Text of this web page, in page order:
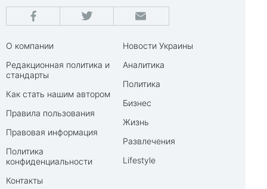
О компании
Редакционная политика и
стандарты
Как стать нашим автором
Правила пользования
Правовая информация
Политика
конфиденциальности
Контакты
Новости Украины
Аналитика
Политика
Бизнес
Жизнь
Развлечения
Lifestyle